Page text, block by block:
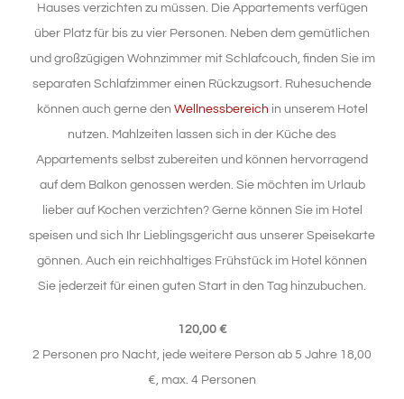
Hauses verzichten zu müssen. Die Appartements verfügen
über Platz für bis zu vier Personen. Neben dem gemütlichen
und großzügigen Wohnzimmer mit Schlafcouch, finden Sie im
separaten Schlafzimmer einen Rückzugsort. Ruhesuchende
können auch gerne den Wellnessbereich in unserem Hotel
nutzen. Mahlzeiten lassen sich in der Küche des
Appartements selbst zubereiten und können hervorragend
auf dem Balkon genossen werden. Sie möchten im Urlaub
lieber auf Kochen verzichten? Gerne können Sie im Hotel
speisen und sich Ihr Lieblingsgericht aus unserer Speisekarte
gönnen. Auch ein reichhaltiges Frühstück im Hotel können
Sie jederzeit für einen guten Start in den Tag hinzubuchen.
120,00 €
2 Personen pro Nacht, jede weitere Person ab 5 Jahre 18,00
€, max. 4 Personen